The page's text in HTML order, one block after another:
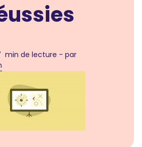
min de lecture - par